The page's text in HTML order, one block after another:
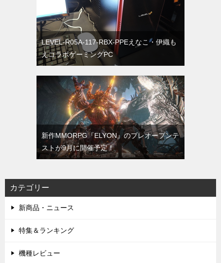
LEVEL-R05A-117-RBX-PPEえなこ・伊織も
えコラボゲーミングPC
新作MMORPG『ELYON』のプレオープンテ
ストが9月に開催予定！
カテゴリー
新商品・ニュース
特集＆ランキング
機種レビュー